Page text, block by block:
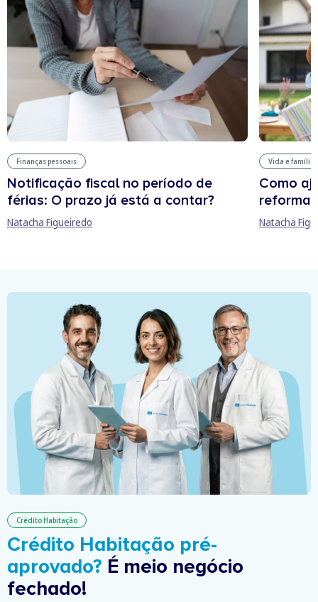
Finanças pessoais
Notificação fiscal no período de
férias: O prazo já está a contar?
Natacha Figueiredo
Vida e família
Como
reforma
Natacha
Crédito Habitação
Crédito Habitação pré-
aprovado? É meio negócio
fechado!